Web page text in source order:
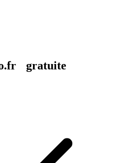
gratuite